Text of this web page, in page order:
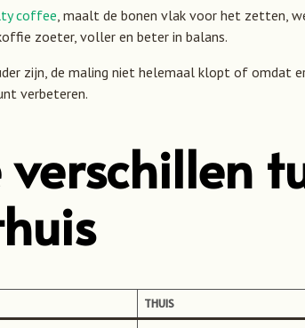
coffee, maalt de bonen vlak voor het zetten,
zoeter, voller en beter in balans.
zijn, de maling niet helemaal klopt of omdat
verbeteren.
THUIS